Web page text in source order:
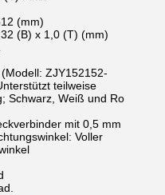
(mm)
(B) x 1,0 (T) (mm)
ZJY152152-
teilweise
Schwarz, Weiß und Ro
mit 0,5 mm
Voller